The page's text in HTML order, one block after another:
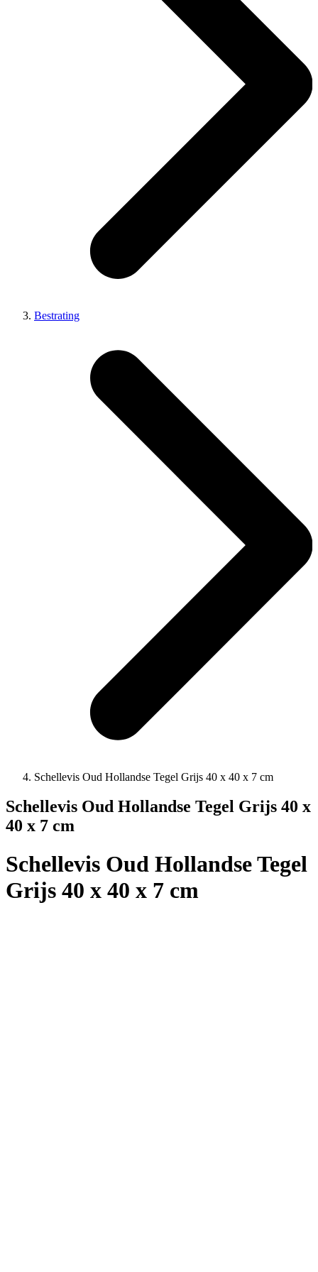
Bestrating
Schellevis Oud Hollandse Tegel Grijs 40 x 40 x 7 cm
Schellevis Oud Hollandse Tegel Grijs 40 x
40 x 7 cm
Schellevis Oud Hollandse Tegel
Grijs 40 x 40 x 7 cm